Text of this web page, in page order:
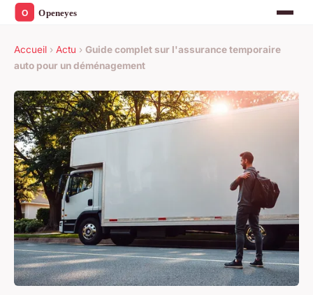
Accueil › Actu › Guide complet sur l'assurance temporaire
auto pour un déménagement